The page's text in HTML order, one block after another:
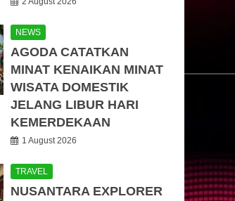
NEWS
AGODA CATATKAN
MINAT KENAIKAN MINAT
WISATA DOMESTIK
JELANG LIBUR HARI
KEMERDEKAAN
1 August 2026
TRAVEL
NUSANTARA EXPLORER